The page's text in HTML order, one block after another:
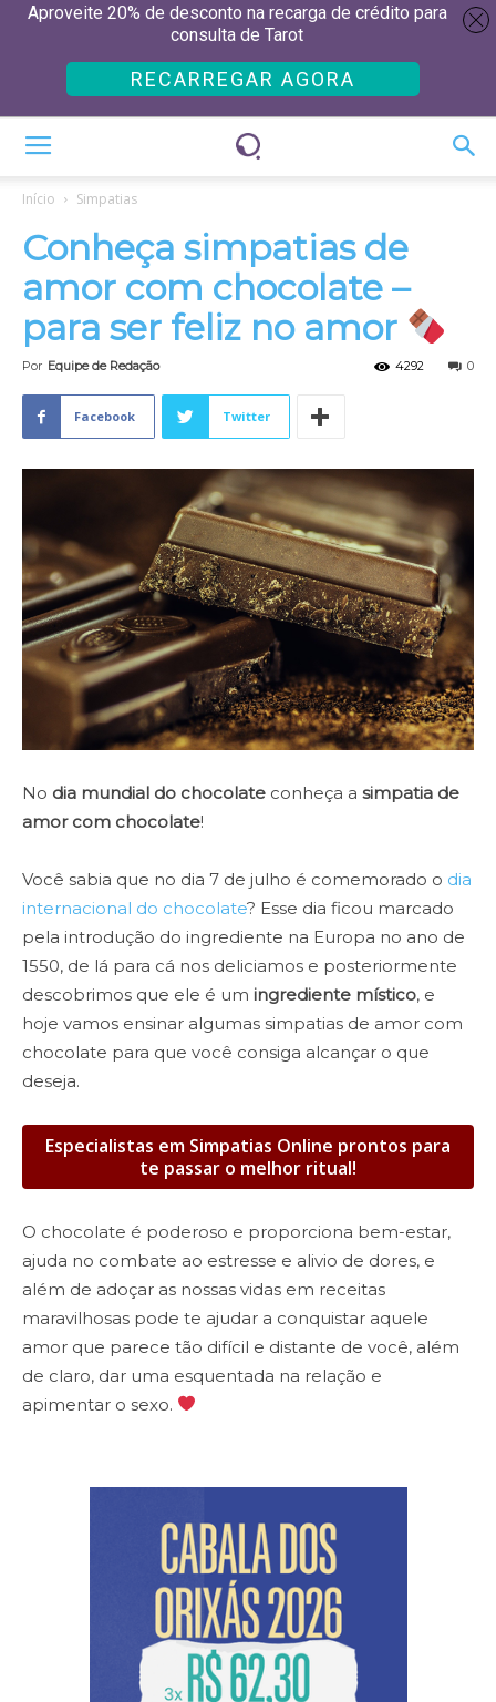
Início Simpatias
Conheça simpatias de
amor com chocolate –
para ser feliz no amor
Por Equipe de Redação 0
4292
Facebook Twitter
No dia mundial do chocolate conheça a simpatia de
amor com chocolate!
Você sabia que no dia 7 de julho é comemorado o dia
internacional do chocolate? Esse dia ficou marcado
pela introdução do ingrediente na Europa no ano de
1550, de lá para cá nos deliciamos e posteriormente
descobrimos que ele é um ingrediente místico, e
hoje vamos ensinar algumas simpatias de amor com
chocolate para que você consiga alcançar o que
deseja.
Especialistas em Simpatias Online prontos para
te passar o melhor ritual!
O chocolate é poderoso e proporciona bem-estar,
ajuda no combate ao estresse e alivio de dores, e
além de adoçar as nossas vidas em receitas
maravilhosas pode te ajudar a conquistar aquele
amor que parece tão difícil e distante de você, além
de claro, dar uma esquentada na relação e
apimentar o sexo.
Aproveite 20% de desconto na recarga de crédito para
consulta de Tarot
RECARREGAR AGORA